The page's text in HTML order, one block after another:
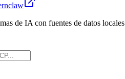
de IA con fuentes de datos locales